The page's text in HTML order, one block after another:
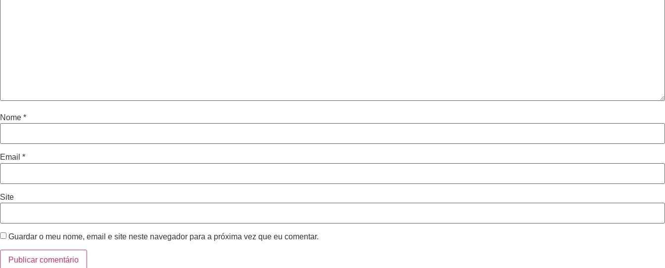
Nome *
Email *
Site
Guardar o meu nome, email e site neste navegador para a próxima vez que eu comentar.